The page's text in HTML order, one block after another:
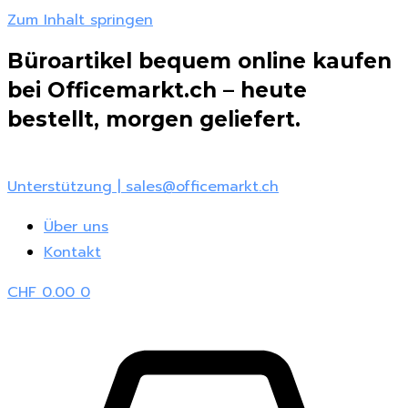
Zum Inhalt springen
Büroartikel bequem online kaufen
bei Officemarkt.ch – heute
bestellt, morgen geliefert.
Unterstützung | sales@officemarkt.ch
Über uns
Kontakt
CHF0.00 0